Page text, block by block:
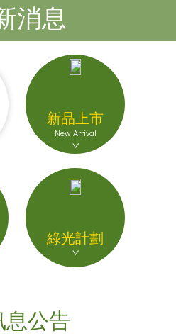
消息
新品上市
New Arrival
綠光計劃
息公告